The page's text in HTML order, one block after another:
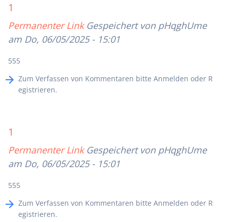
1
Permanenter Link Gespeichert von pHqghUme
am Do, 06/05/2025 - 15:01
555
Zum Verfassen von Kommentaren bitte Anmelden oder R
egistrieren.
1
Permanenter Link Gespeichert von pHqghUme
am Do, 06/05/2025 - 15:01
555
Zum Verfassen von Kommentaren bitte Anmelden oder R
egistrieren.